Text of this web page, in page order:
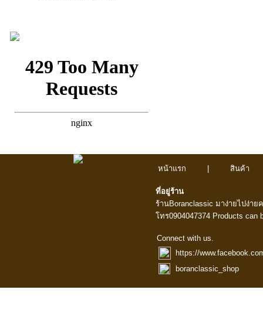
หน้าแรก สินค้า
ที่อยู่ร้าน
ร้านBoranclassic มาง่ายไปง่า
โทร0904047374 Products can
Connect with us.
https://
boranclassic_shop